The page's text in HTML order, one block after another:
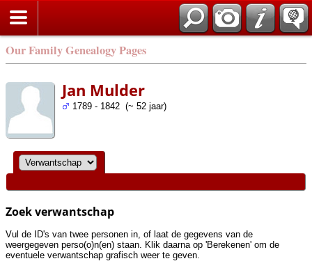
Our Family Genealogy Pages
Jan Mulder
1789 - 1842 (~ 52 jaar)
Zoek verwantschap
Vul de ID's van twee personen in, of laat de gegevens van de
weergegeven perso(o)n(en) staan. Klik daarna op 'Berekenen' om de
eventuele verwantschap grafisch weer te geven.